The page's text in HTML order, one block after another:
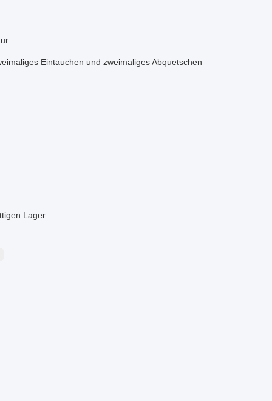
Eintauchen und zweimaliges Abquetschen
Lager.